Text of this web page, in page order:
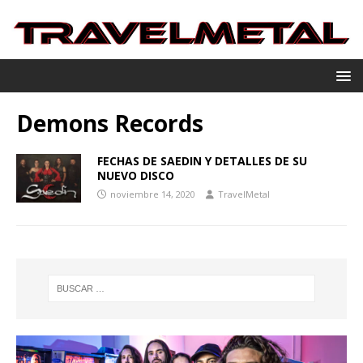
Demons Records
FECHAS DE SAEDIN Y DETALLES DE SU
NUEVO DISCO
noviembre 14, 2020 TravelMetal